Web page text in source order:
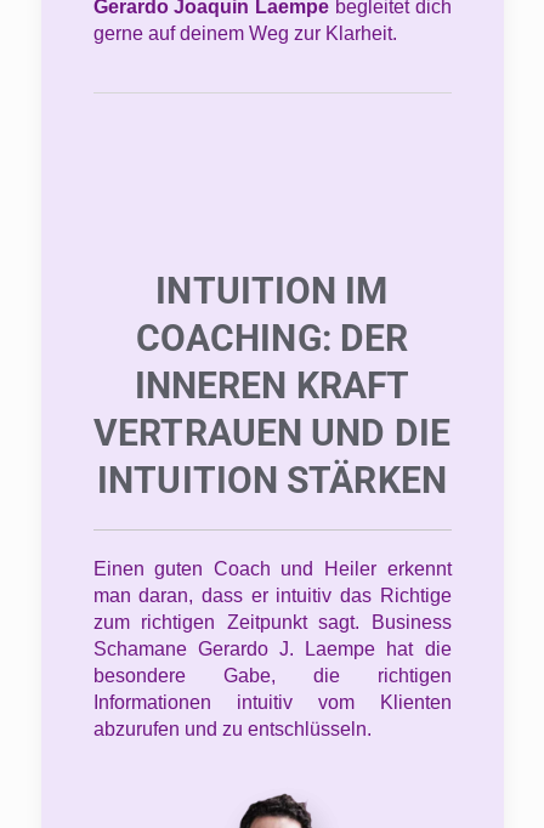
Gerardo Joaquin Laempe begleitet dich
gerne auf deinem Weg zur Klarheit.
INTUITION IM
COACHING: DER
INNEREN KRAFT
VERTRAUEN UND DIE
INTUITION STÄRKEN
Einen guten Coach und Heiler erkennt
man daran, dass er intuitiv das Richtige
zum richtigen Zeitpunkt sagt. Business
Schamane Gerardo J. Laempe hat die
besondere Gabe, die richtigen
Informationen intuitiv vom Klienten
abzurufen und zu entschlüsseln.